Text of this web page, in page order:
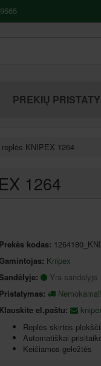
PREKIŲ
KNIPEX 1264
1264
Prekės kodas: 1264180_KNI
Gamintojas: Knipex
Yra sandėlyje
Pristatymas:
Nemokamai!
Klauskite el.paštu:
Replės skirtos
Automatiškai
Keičiamos geležtės